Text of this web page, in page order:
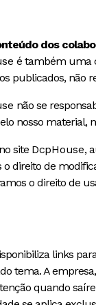
dos
é também uma
publicados, não
não se
nosso material,
site DcpHouse,
o direito de
o direito de
links
tema. A
quando